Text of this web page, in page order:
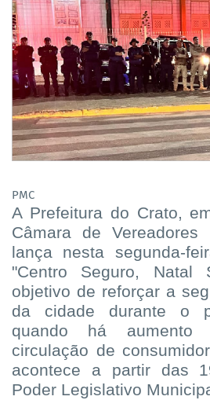
PMC
A Prefeitura do Crato,
Câmara de
lança nesta segunda-
"Centro Seguro, Natal
objetivo de reforçar a
da cidade durante o
quando há aumento
circulação de
acontece a partir das
Poder Legislativo